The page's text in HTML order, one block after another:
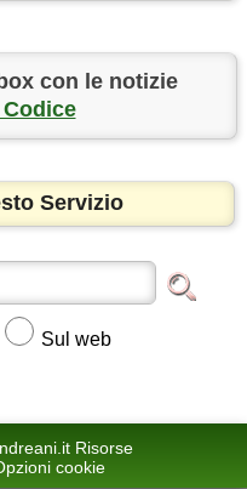
con le notizie
Servizio
Sul web
Risorse
cookie